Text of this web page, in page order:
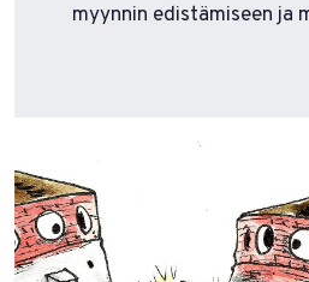
myynnin edistämiseen ja